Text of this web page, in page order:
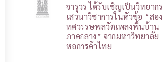
จารุวร ได้รับเชิญเป็นวิทยากร
เสวนาวิชาการในหัวข้อ “สอง
ทศวรรษพลวัตเพลงพื้นบ้าน
ภาคกลาง” จากมหาวิทยาลัย
หอการค้าไทย